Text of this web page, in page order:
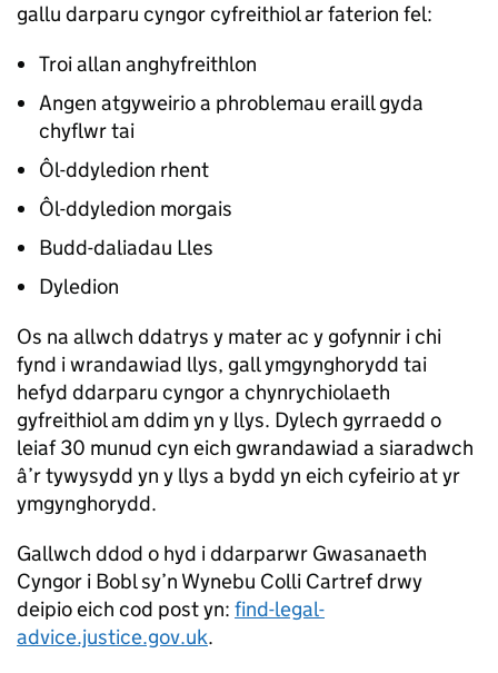
gallu darparu cyngor cyfreithiol ar faterion fel:
Troi allan anghyfreithlon
Angen atgyweirio a phroblemau eraill gyda
chyflwr tai
Ôl-ddyledion rhent
Ôl-ddyledion morgais
Budd-daliadau Lles
Dyledion
Os na allwch ddatrys y mater ac y gofynnir i chi
fynd i wrandawiad llys, gall ymgynghorydd tai
hefyd ddarparu cyngor a chynrychiolaeth
gyfreithiol am ddim yn y llys. Dylech gyrraedd o
leiaf 30 munud cyn eich gwrandawiad a siaradwch
â’r tywysydd yn y llys a bydd yn eich cyfeirio at yr
ymgynghorydd.
Gallwch ddod o hyd i ddarparwr Gwasanaeth
Cyngor i Bobl sy’n Wynebu Colli Cartref drwy
deipio eich cod post yn: find-legal-
advice.justice.gov.uk.